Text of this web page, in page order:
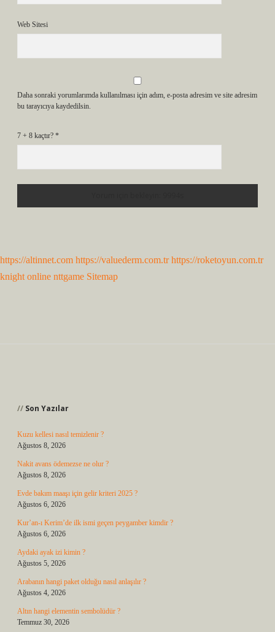
Web Sitesi
Daha sonraki yorumlarımda kullanılması için adım, e-posta adresim ve site adresim
bu tarayıcıya kaydedilsin.
7 + 8 kaçtır? *
https://altinnet.com https://valuederm.com.tr https://roketoyun.com.tr
knight online nttgame Sitemap
Son Yazılar
Kuzu kellesi nasıl temizlenir ?
Ağustos 8, 2026
Nakit avans ödemezse ne olur ?
Ağustos 8, 2026
Evde bakım maaşı için gelir kriteri 2025 ?
Ağustos 6, 2026
Kur’an-ı Kerim’de ilk ismi geçen peygamber kimdir ?
Ağustos 6, 2026
Aydaki ayak izi kimin ?
Ağustos 5, 2026
Arabanın hangi paket olduğu nasıl anlaşılır ?
Ağustos 4, 2026
Altın hangi elementin sembolüdür ?
Temmuz 30, 2026